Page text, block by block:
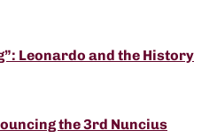
Leonardo and the History
the 3rd Nuncius